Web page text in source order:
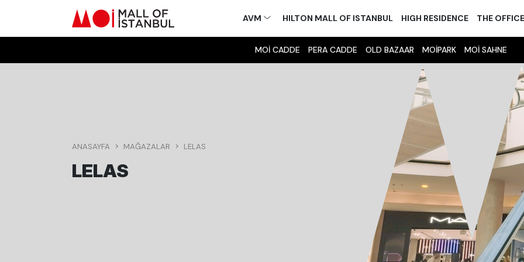
AVM HILTON MALL OF ISTANBUL HIGH RESIDENCE THE
MOİ CADDE PERA CADDE OLD BAZAAR MOİPARK MOİ SAHNE
ANASAYFA MAĞAZALAR LELAS
LELAS